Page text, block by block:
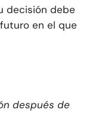
decisión debe
en el que
después de